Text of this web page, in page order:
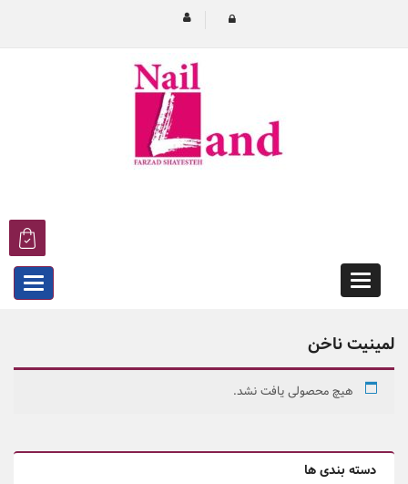
Categories
دسته بندی ها
لمینیت ناخن
هیچ محصولی یافت نشد.